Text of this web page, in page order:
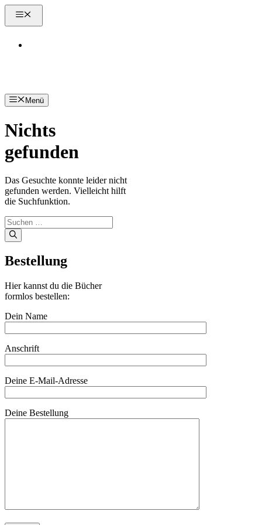
Zum
Inhalt
Menü
Menü
Nichts
gefunden
Das Gesuchte konnte leider nicht
gefunden werden. Vielleicht hilft
die Suchfunktion.
Suchen
nach:
Bestellung
Hier kannst du die Bücher
formlos bestellen:
Dein Name
Anschrift
Deine E-Mail-Adresse
Deine Bestellung